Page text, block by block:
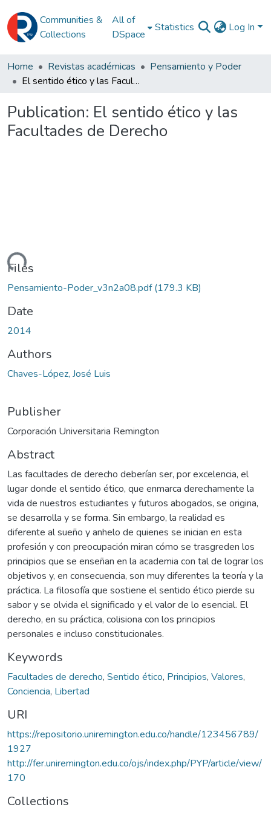
Communities &
Collections
All of
DSpace
Statistics Log In
Home Revistas académicas
Pensamiento y Poder
El sentido ético y las Facultades de Derecho
Publication: El sentido ético y las
Facultades de Derecho
Files
Pensamiento-Poder_v3n2a08.pdf(179.3 KB)
Date
2014
Authors
Chaves-López, José Luis
Publisher
Corporación Universitaria Remington
Abstract
Las facultades de derecho deberían ser, por excelencia, el
lugar donde el sentido ético, que enmarca derechamente la
vida de nuestros estudiantes y futuros abogados, se origina,
se desarrolla y se forma. Sin embargo, la realidad es
diferente al sueño y anhelo de quienes se inician en esta
profesión y con preocupación miran cómo se trasgreden los
principios que se enseñan en la academia con tal de lograr los
objetivos y, en consecuencia, son muy diferentes la teoría y la
práctica. La filosofía que sostiene el sentido ético pierde su
sabor y se olvida el significado y el valor de lo esencial. El
derecho, en su práctica, colisiona con los principios
personales e incluso constitucionales.
Keywords
Facultades de derecho, Sentido ético, Principios, Valores,
Conciencia, Libertad
URI
https://repositorio.uniremington.edu.co/handle/123456789/
1927
http://fer.uniremington.edu.co/ojs/index.php/PYP/article/view/
170
Collections